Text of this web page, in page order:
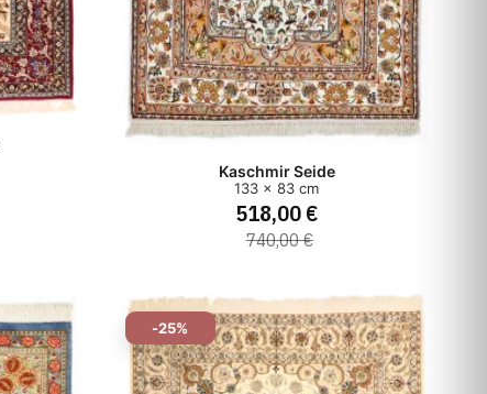
Kaschmir Seide
133 x 83 cm
518,00 €
740,00 €
-25%